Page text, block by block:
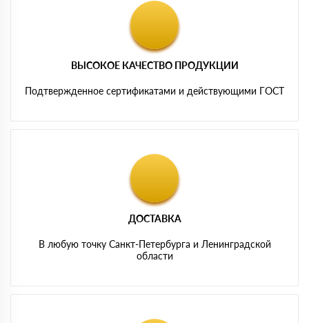
ВЫСОКОЕ КАЧЕСТВО ПРОДУКЦИИ
Подтвержденное сертификатами и действующими ГОСТ
ДОСТАВКА
В любую точку Санкт-Петербурга и Ленинградской
области